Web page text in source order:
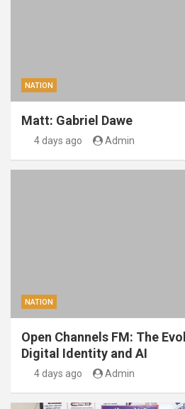
NATION
Matt: Gabriel Dawe
4 days ago Admin
NATION
Open Channels FM: The
Digital Identity and AI
4 days ago Admin